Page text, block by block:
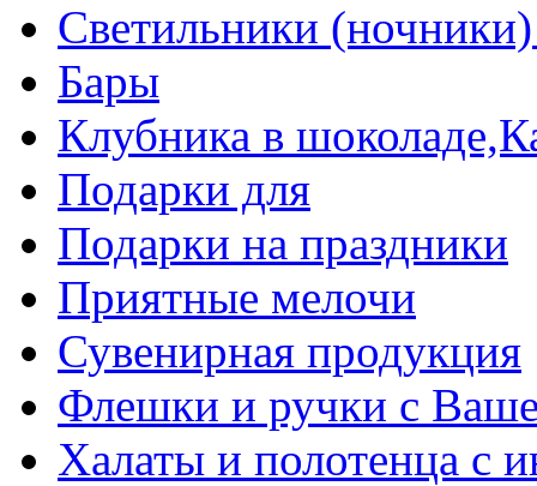
Светильники
Бары
Клубника в
Подарки для
Подарки на праздники
Приятные мелочи
Сувенирная продукция
Флешки и ручки с
Халаты и полотенца с